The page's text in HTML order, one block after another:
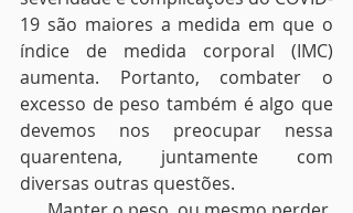
19 são maiores a medida em que o
índice de medida corporal (IMC)
aumenta. Portanto, combater o
excesso de peso também é algo que
devemos nos preocupar nessa
quarentena, juntamente com
diversas outras questões.